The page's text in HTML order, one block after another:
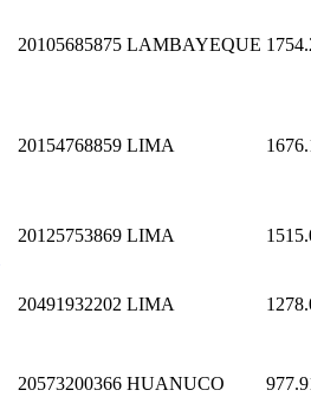
20105685875 LAMBAYEQUE
20154768859 LIMA
20125753869 LIMA
20491932202 LIMA
20573200366 HUANUCO